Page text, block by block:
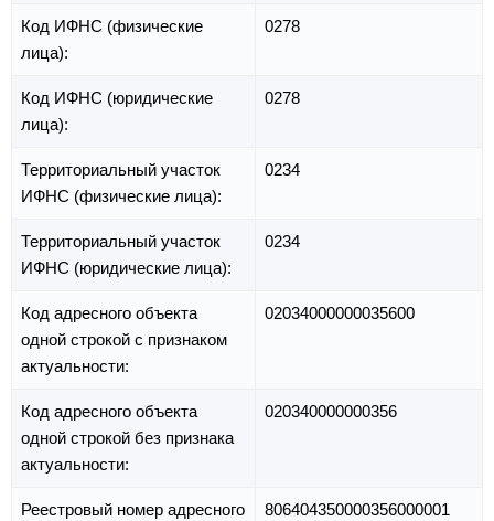
Код ИФНС (физические
лица):
0278
Код ИФНС (юридические
лица):
0278
Территориальный участок
ИФНС (физические лица):
0234
Территориальный участок
ИФНС (юридические лица):
0234
Код адресного объекта
одной строкой с признаком
актуальности:
02034000000035600
Код адресного объекта
одной строкой без признака
актуальности:
020340000000356
Реестровый номер адресного
806404350000356000001